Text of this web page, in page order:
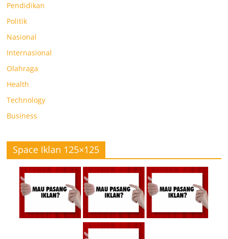
Pendidikan
Politik
Nasional
Internasional
Olahraga
Health
Technology
Business
Space Iklan 125×125